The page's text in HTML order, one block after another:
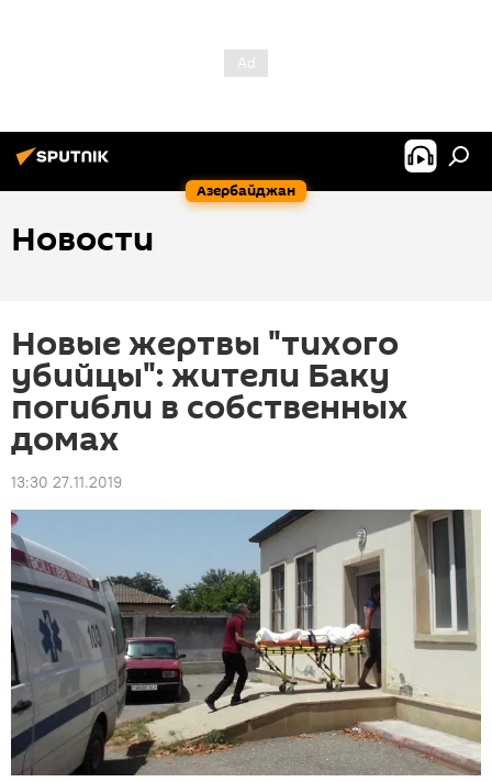
Азербайджан
Новости
Новые жертвы "тихого
убийцы": жители Баку
погибли в собственных
домах
13:30 27.11.2019